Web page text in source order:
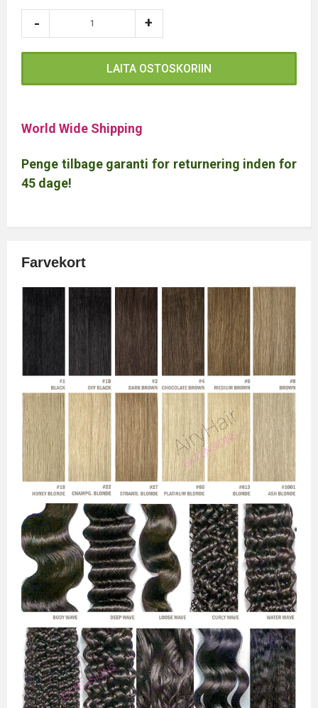
LAITA OSTOSKORIIN
World Wide Shipping
Penge tilbage garanti for returnering inden for
45 dage!
Farvekort